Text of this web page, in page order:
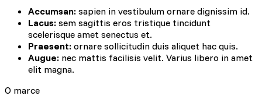
Accumsan: sapien in vestibulum ornare dignissim id.
Lacus: sem sagittis eros tristique tincidunt
scelerisque amet senectus et.
Praesent: ornare sollicitudin duis aliquet hac quis.
Augue: nec mattis facilisis velit. Varius libero in amet
elit magna.
O marce